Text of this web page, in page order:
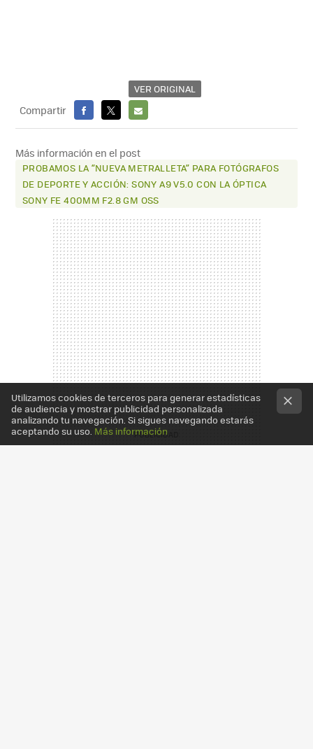
VER ORIGINAL
Compartir
FACEBOOK
X
E-
MAIL
Más información en el post
PROBAMOS LA “NUEVA METRALLETA” PARA FOTÓGRAFOS
DE DEPORTE Y ACCIÓN: SONY A9 V5.0 CON LA ÓPTICA
SONY FE 400MM F2.8 GM OSS
Utilizamos cookies de terceros para generar estadísticas
de audiencia y mostrar publicidad personalizada
analizando tu navegación. Si sigues navegando estarás
aceptando su uso. Más información